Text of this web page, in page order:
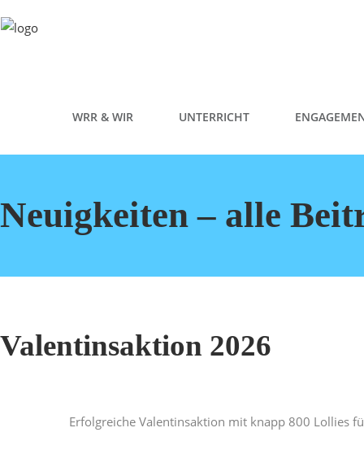
WRR & WIR UNTERRICHT
Neuigkeiten – alle
Valentinsaktion 2026
Erfolgreiche Valentinsaktion mit knapp 800 Lollies